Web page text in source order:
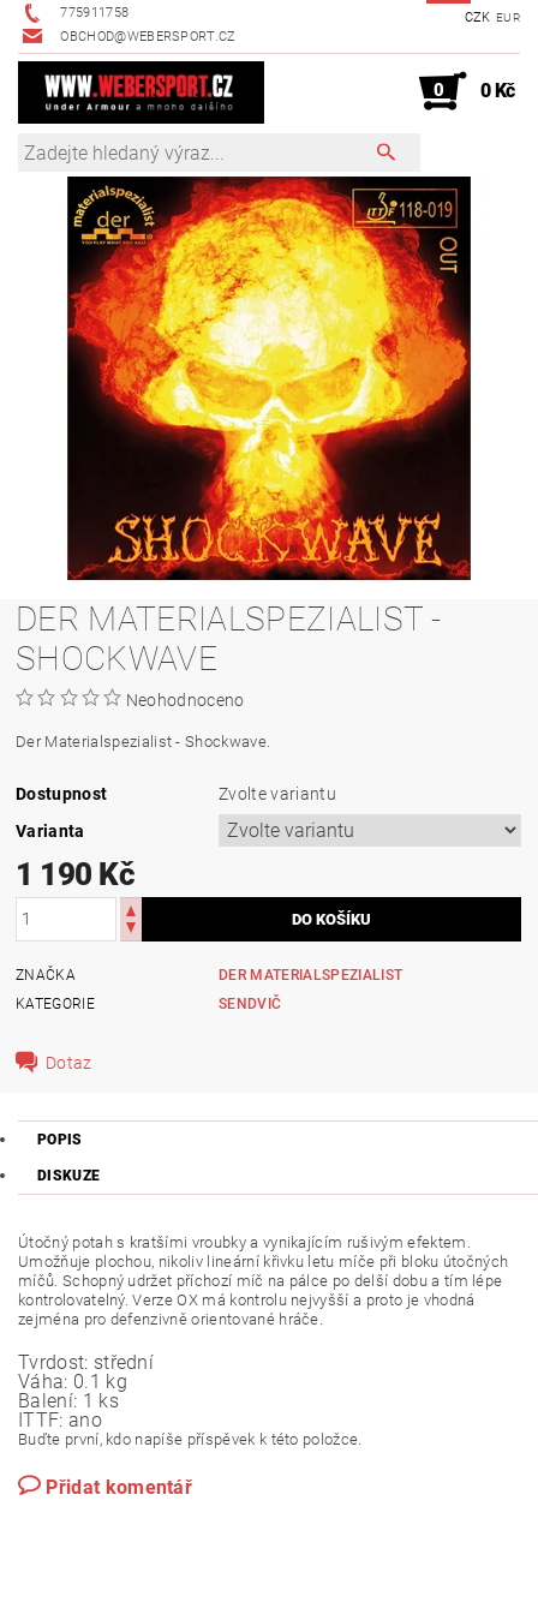
775911758
OBCHOD@WEBERSPORT.CZ
CZK EUR
0 0 Kč
DER MATERIALSPEZIALIST -
SHOCKWAVE
Neohodnoceno
Der Materialspezialist - Shockwave.
Dostupnost
Zvolte variantu
Varianta
1 190 Kč
ZNAČKA
DER MATERIALSPEZIALIST
KATEGORIE
SENDVIČ
Dotaz
POPIS
DISKUZE
Útočný potah s kratšími vroubky a vynikajícím rušivým efektem.
Umožňuje plochou, nikoliv lineární křivku letu míče při bloku útočných
míčů. Schopný udržet příchozí míč na pálce po delší dobu a tím lépe
kontrolovatelný. Verze OX má kontrolu nejvyšší a proto je vhodná
zejména pro defenzivně orientované hráče.
Tvrdost: střední
Váha: 0.1 kg
Balení: 1 ks
ITTF: ano
Buďte první, kdo napíše příspěvek k této položce.
Přidat komentář